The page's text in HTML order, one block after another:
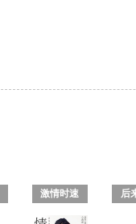
激情时速
后